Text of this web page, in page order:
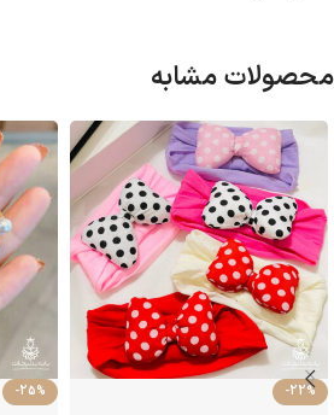
محصولات مشابه
-22%
-25%